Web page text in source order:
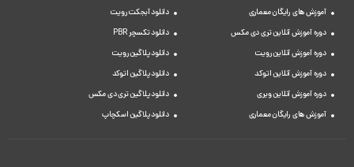
آموزش های رایگان معماری
دوره آموزش آنلاین تری دی مکس
دوره آموزش آنلاین رویت
دوره آموزش آنلاین اتوکد
دوره آموزش آنلاین ویری
آموزش های رایگان معماری
دانلود آبجکت رویت
دانلود تکسچر PBR
دانلود پلاگین رویت
دانلود پلاگین اتوکد
دانلود پلاگین تری دی مکس
دانلود پلاگین اسکچاپ